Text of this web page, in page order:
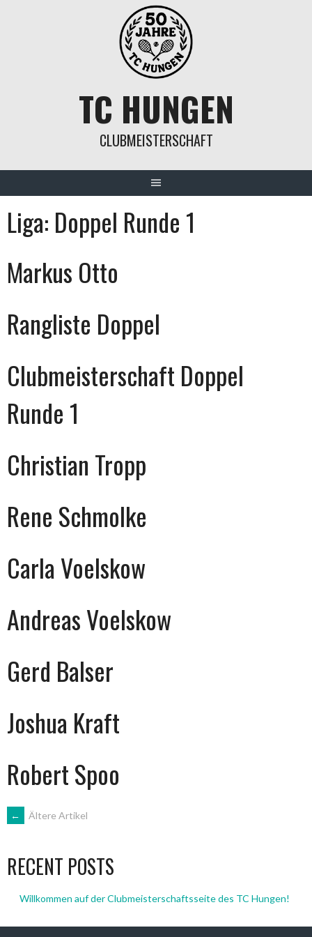
TC HUNGEN
CLUBMEISTERSCHAFT
Liga: Doppel Runde 1
Markus Otto
Rangliste Doppel
Clubmeisterschaft Doppel
Runde 1
Christian Tropp
Rene Schmolke
Carla Voelskow
Andreas Voelskow
Gerd Balser
Joshua Kraft
Robert Spoo
BEITRAGSNAVIGATION
← Ältere Artikel
RECENT POSTS
Willkommen auf der Clubmeisterschaftsseite des TC Hungen!